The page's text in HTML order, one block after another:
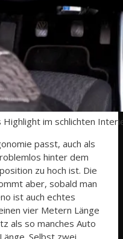
im schlichten
passt, auch als
hinter dem
zu hoch ist. Die
aber, sobald man
ist auch echtes
vier Metern Länge
als so manches Auto
Selbst zwei